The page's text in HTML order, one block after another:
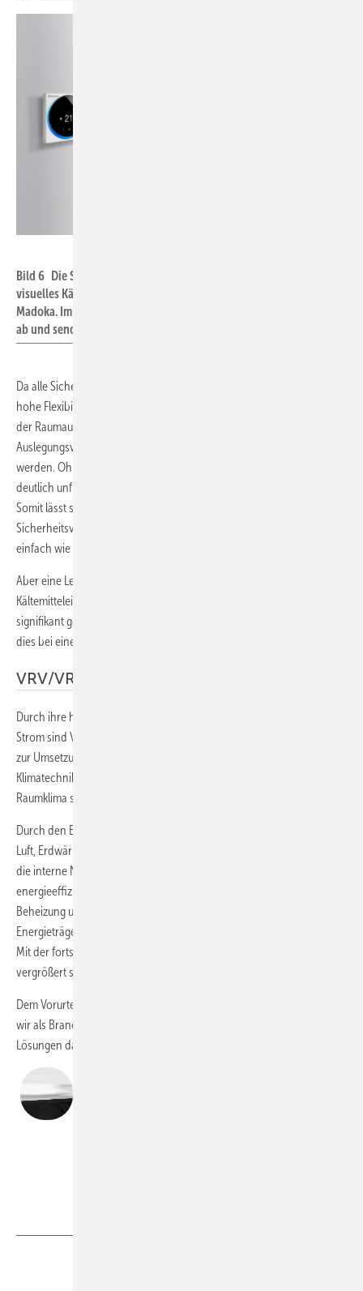
Bild 6 Die Serie VRV 5 S verfügt über ein spezielles akustisches und
visuelles Kältemittelalarm-Management über die Fernbedienung
Madoka. Im seltenen Fall einer Leckage schaltet das System sofort
ab und sendet einen Alarm.
Da alle Sicherheitsvorkehrungen im System integriert sind, ist eine
hohe Flexibilität mit einer Rohrleitungslänge von bis zu 300 m und bei
der Raumauswahl gegeben. So können unter bestimmten
Auslegungsvoraussetzungen bereits Raumgrößen ab 10 m
werden. Ohne diese Sicherheitsmaßnahmen wäre der Einsatz
deutlich unflexibler, weil größere Räume ab 26,5 m
Somit lässt sich die Serie VRV 5 S aufgrund der R32-
Sicherheitsvorkehrungen in der Planung und Ausführung genauso
einfach wie ein VRV-System mit R410A handhaben.
Aber eine Leckage bei einem VRV-5-S-System hätte aufgrund der
Kältemitteleigenschaften und der Sicherheitsvorkehrungen einen
signifikant geringeren CO
dies bei einem vergleichbaren R410A-System der Fall wäre.
VRV/VRF ist Energiewendetechnologie
Durch ihre hohe Primärenergieausnutzung und die Antriebsenergie
Strom sind VRV/VRF-Systeme heute bereits ein wesentlicher Baustein
zur Umsetzung der Energiewende im Gebäudebereich. Denn
Klimatechnik kann mittlerweile viel mehr als ein angenehmes
Raumklima schaffen.
Durch den Einsatz des Niedrig-GWP-Kältemittels R32, die Nutzung von
Luft, Erdwärme oder Abwasser als erneuerbare Energiequellen sowie
die interne Nutzung von Prozessabwärme trägt sie zur
energieeffizienten, CO
Beheizung und Lüftung von Gebäuden bei und kann hier die fossilen
Energieträger Heizöl und Erdgas mit Vorteilen für das Klima ersetzen.
Mit der fortschreitenden Dekarbonisierung der Stromerzeugung
vergrößert sicher der Vorteil.
Dem Vorurteil, Klimatechnik sei klimaschädlich, können und müssen
wir als Branche ganz entschieden etwas entgegensetzen. Die
Lösungen dafür existieren.